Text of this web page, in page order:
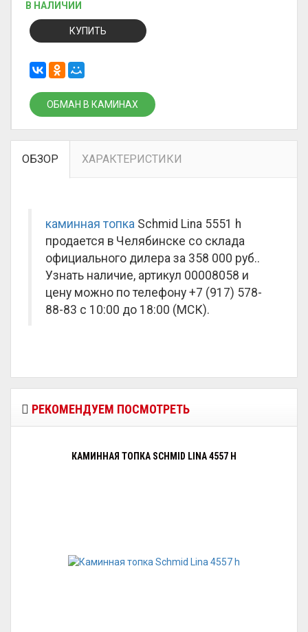
В НАЛИЧИИ
КУПИТЬ
ОБМАН В КАМИНАХ
ОБЗОР ХАРАКТЕРИСТИКИ
каминная топка Schmid Lina 5551 h
продается в Челябинске со склада
официального дилера за 358 000 руб..
Узнать наличие, артикул 00008058 и
цену можно по телефону +7 (917) 578-
88-83 с 10:00 до 18:00 (МСК).
РЕКОМЕНДУЕМ ПОСМОТРЕТЬ
КАМИННАЯ ТОПКА SCHMID LINA 4557 H